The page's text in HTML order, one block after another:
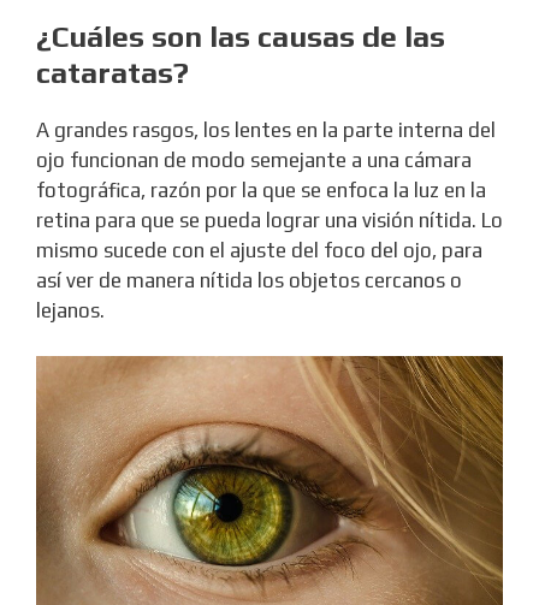
¿Cuáles son las causas de las
cataratas?
A grandes rasgos, los lentes en la parte interna del
ojo funcionan de modo semejante a una cámara
fotográfica, razón por la que se enfoca la luz en la
retina para que se pueda lograr una visión nítida. Lo
mismo sucede con el ajuste del foco del ojo, para
así ver de manera nítida los objetos cercanos o
lejanos.